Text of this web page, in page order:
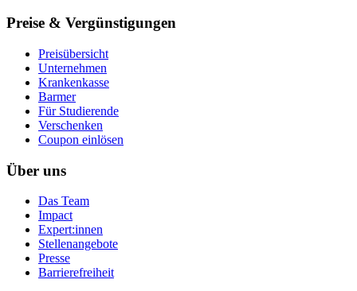
Preise & Vergünstigungen
Preisübersicht
Unternehmen
Krankenkasse
Barmer
Für Studierende
Ver­schen­ken
Coupon einlösen
Über uns
Das Team
Impact
Expert:innen
Stellenangebote
Presse
Barrierefreiheit